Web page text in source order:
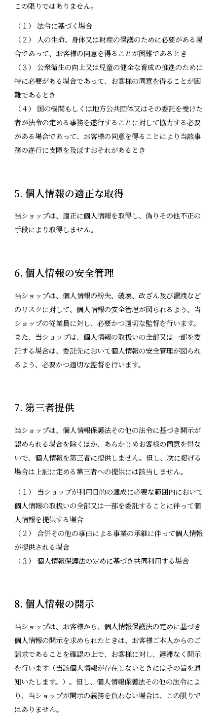
この限りではありません。
（１） 法令に基づく場合
（２） 人の生命、身体又は財産の保護のために必要がある場
合であって、お客様の同意を得ることが困難であるとき
（３） 公衆衛生の向上又は児童の健全な育成の推進のために
特に必要がある場合であって、お客様の同意を得ることが困
難であるとき
（４） 国の機関もしくは地方公共団体又はその委託を受けた
者が法令の定める事務を遂行することに対して協力する必要
がある場合であって、お客様の同意を得ることにより当該事
務の遂行に支障を及ぼすおそれがあるとき
5. 個人情報の適正な取得
当ショップは、適正に個人情報を取得し、偽りその他不正の
手段により取得しません。
6. 個人情報の安全管理
当ショップは、個人情報の紛失、破壊、改ざん及び漏洩など
のリスクに対して、個人情報の安全管理が図られるよう、当
ショップの従業員に対し、必要かつ適切な監督を行います。
また、当ショップは、個人情報の取扱いの全部又は一部を委
託する場合は、委託先において個人情報の安全管理が図られ
るよう、必要かつ適切な監督を行います。
7. 第三者提供
当ショップは、個人情報保護法その他の法令に基づき開示が
認められる場合を除くほか、あらかじめお客様の同意を得な
いで、個人情報を第三者に提供しません。但し、次に掲げる
場合は上記に定める第三者への提供には該当しません。
（１） 当ショップが利用目的の達成に必要な範囲内において
個人情報の取扱いの全部又は一部を委託することに伴って個
人情報を提供する場合
（２） 合併その他の事由による事業の承継に伴って個人情報
が提供される場合
（３） 個人情報保護法の定めに基づき共同利用する場合
8. 個人情報の開示
当ショップは、お客様から、個人情報保護法の定めに基づき
個人情報の開示を求められたときは、お客様ご本人からのご
請求であることを確認の上で、お客様に対し、遅滞なく開示
を行います（当該個人情報が存在しないときにはその旨を通
知いたします。）。但し、個人情報保護法その他の法令によ
り、当ショップが開示の義務を負わない場合は、この限りで
はありません。